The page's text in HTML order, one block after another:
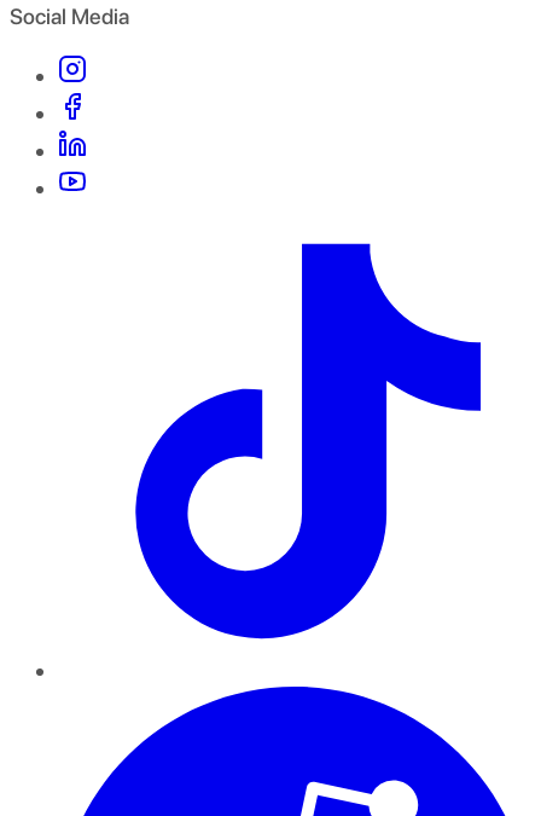
Social Media